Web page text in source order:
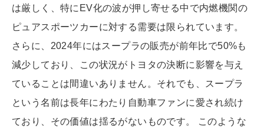
は厳しく、特にEV化の波が押し寄せる中で内燃機関の
ピュアスポーツカーに対する需要は限られています。
さらに、2024年にはスープラの販売が前年比で50%も
減少しており、この状況がトヨタの決断に影響を与え
ていることは間違いありません。それでも、スープラ
という名前は長年にわたり自動車ファンに愛され続け
ており、その価値は揺るがないものです。 このような